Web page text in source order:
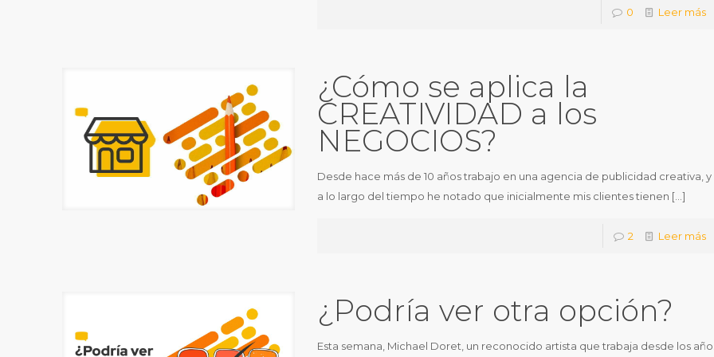
0 Leer más
¿Cómo se aplica la
CREATIVIDAD a los
NEGOCIOS?
Desde hace más de 10 años trabajo en una agencia de publicidad creativa, y
a lo largo del tiempo he notado que inicialmente mis clientes tienen […]
2 Leer más
¿Podría ver otra opción?
Esta semana, Michael Doret, un reconocido artista que trabaja desde los